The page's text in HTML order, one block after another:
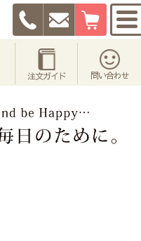
注文ガイド 問い合わせ